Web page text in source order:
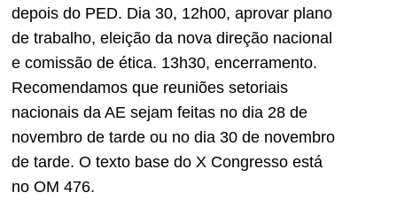
depois do PED. Dia 30, 12h00, aprovar plano
de trabalho, eleição da nova direção nacional
e comissão de ética. 13h30, encerramento.
Recomendamos que reuniões setoriais
nacionais da AE sejam feitas no dia 28 de
novembro de tarde ou no dia 30 de novembro
de tarde. O texto base do X Congresso está
no OM 476.